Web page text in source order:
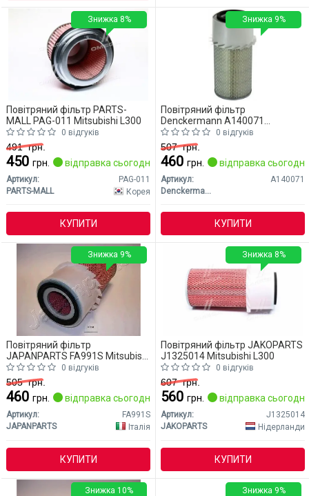
Повітряний фільтр PARTS-
MALL PAG-011 Mitsubishi L300
0 відгуків
491грн.
450 грн. відправка сьогодні
Артикул:
PAG-011
PARTS-MALL
Корея
КУПИТИ
Знижка 8%
Повітряний фільтр
Denckermann A140071
Mitsubishi L3000 відгуків
507грн.
460 грн. відправка сьогодні
Артикул:
A140071
Denckermann
КУПИТИ
Знижка 9%
Повітряний фільтр
JAPANPARTS FA991S Mitsubishi
L300
0 відгуків
505грн.
460 грн. відправка сьогодні
Артикул:
FA991S
JAPANPARTS
Італія
КУПИТИ
Знижка 9%
Повітряний фільтр JAKOPARTS
J1325014 Mitsubishi L300
0 відгуків
607грн.
560 грн. відправка сьогодні
Артикул:
J1325014
JAKOPARTS
Нідерланди
КУПИТИ
Знижка 8%
Знижка 10% Знижка 9%